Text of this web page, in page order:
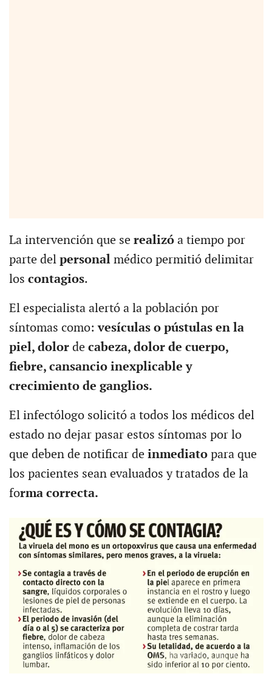
La intervención que se realizó a tiempo por
parte del personal médico permitió delimitar
los contagios.
El especialista alertó a la población por
síntomas como: vesículas o pústulas en la
piel, dolordecabeza, dolor de cuerpo,
fiebre, cansancio inexplicable y
crecimiento de ganglios.
El infectólogo solicitó a todos los médicos del
estado no dejar pasar estos síntomas por lo
que deben de notificar de inmediato para que
los pacientes sean evaluados y tratados de la
forma correcta.